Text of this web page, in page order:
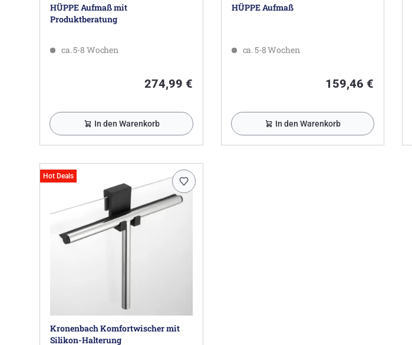
HÜPPE Aufmaß mit
Produktberatung
ca. 5-8 Wochen
274,99 €
In den Warenkorb
HÜPPE Aufmaß
ca. 5-8 Wochen
159,46 €
In den Warenkorb
Hot Deals
Kronenbach Komfortwischer mit
Silikon-Halterung